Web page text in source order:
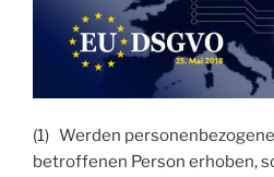
(1) Werden
betroffenen Person erhoben,